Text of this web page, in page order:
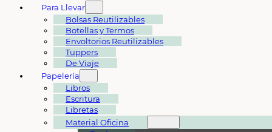
Para Llevar
Bolsas Reutilizables
Botellas y Termos
Envoltorios Reutilizables
Tuppers
De Viaje
Papelería
Libros
Escritura
Libretas
Material Oficina